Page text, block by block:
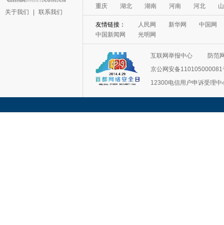
关于我们 联系我们
重庆
湖北 湖南 河南 河北
友情链接： 人民网 新华网
中国网
中国新闻网
光明网
互联网举报中心
防范
京公网安备110105000081
12300电信用户申诉受理中